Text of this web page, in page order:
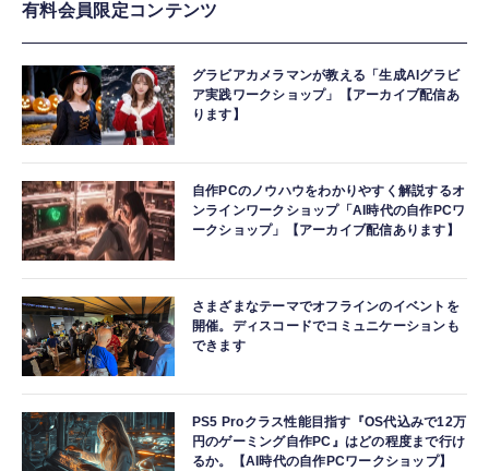
有料会員限定コンテンツ
グラビアカメラマンが教える「生成AIグラビ
ア実践ワークショップ」【アーカイブ配信あ
ります】
自作PCのノウハウをわかりやすく解説するオ
ンラインワークショップ「AI時代の自作PCワ
ークショップ」【アーカイブ配信あります】
さまざまなテーマでオフラインのイベントを
開催。ディスコードでコミュニケーションも
できます
PS5 Proクラス性能目指す『OS代込みで12万
円のゲーミング自作PC』はどの程度まで行け
るか。【AI時代の自作PCワークショップ】